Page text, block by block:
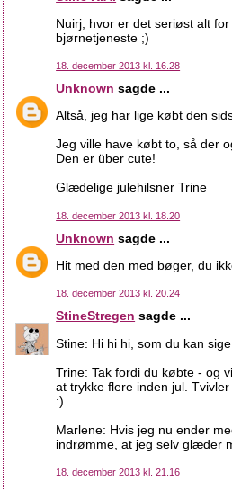
Nuirj, hvor er det seriøst alt
bjørnetjeneste ;)
18. december 2013 kl. 16.28
Unknown sagde ...
Altså, jeg har lige købt den
Jeg ville have købt to, så der
Den er über cute!
Glædelige julehilsner Trine
18. december 2013 kl. 18.20
Unknown sagde ...
Hit med den med bøger, du
18. december 2013 kl. 20.24
StineStregen sagde ...
Stine: Hi hi hi, som du kan
Trine: Tak fordi du købte - og
at trykke flere inden jul.
:)
Marlene: Hvis jeg nu ender
indrømme, at jeg selv glæder
18. december 2013 kl. 21.16